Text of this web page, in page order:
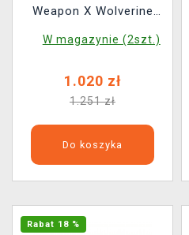
Weapon X Wolverine
Studios)
W magazynie (2szt.)
1.020 zł
1.251 zł
Do koszyka
Rabat 18 %